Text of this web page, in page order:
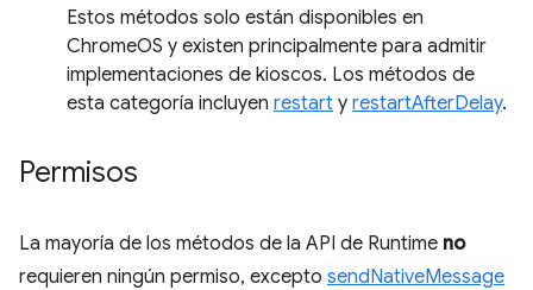
Estos métodos solo están disponibles en
ChromeOS y existen principalmente para admitir
implementaciones de kioscos. Los métodos de
esta categoría incluyen restart y restartAfterDelay.
Permisos
La mayoría de los métodos de la API de Runtime no
requieren ningún permiso, excepto sendNativeMessage